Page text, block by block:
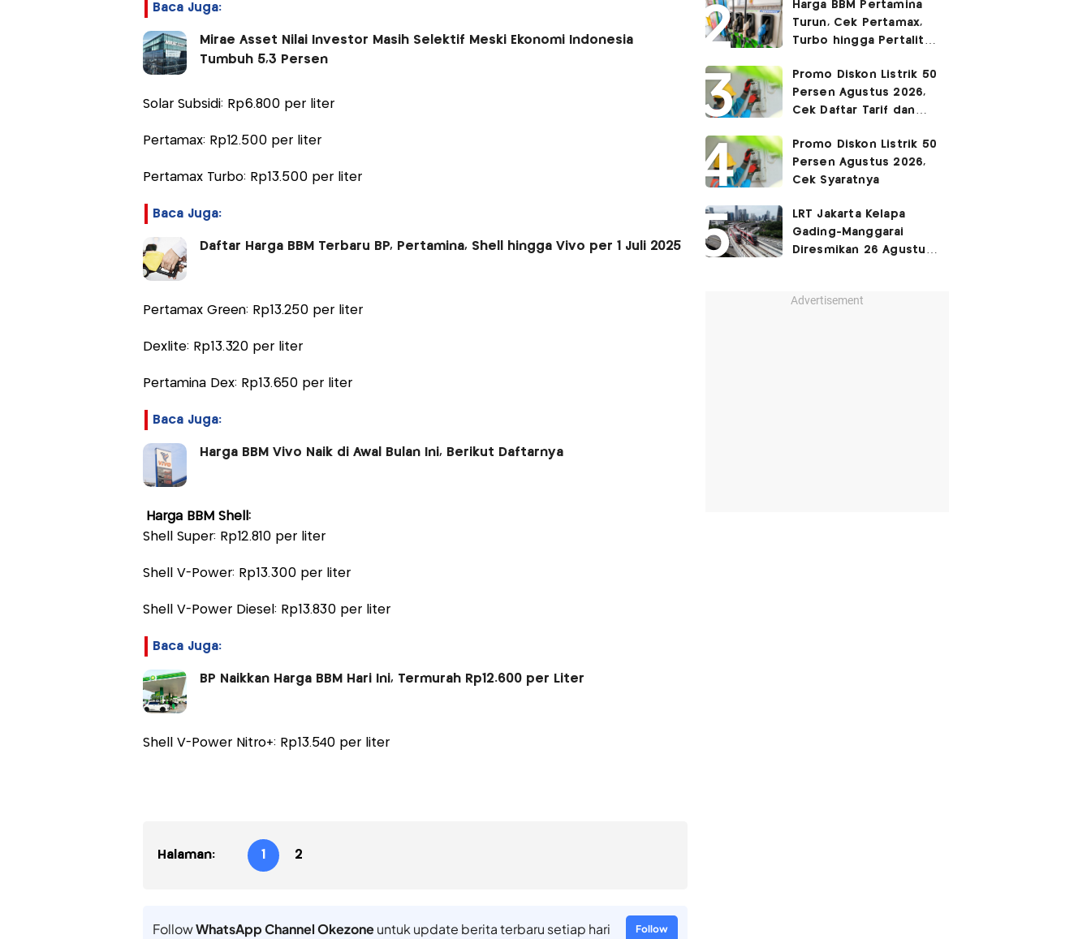
Baca Juga:
Mirae Asset Nilai Investor Masih Selektif Meski Ekonomi Indonesia
Tumbuh 5,3 Persen
Solar Subsidi: Rp6.800 per liter
Pertamax: Rp12.500 per liter
Pertamax Turbo: Rp13.500 per liter
Baca Juga:
Daftar Harga BBM Terbaru BP, Pertamina, Shell hingga Vivo per 1 Juli 2025
Pertamax Green: Rp13.250 per liter
Dexlite: Rp13.320 per liter
Pertamina Dex: Rp13.650 per liter
Baca Juga:
Harga BBM Vivo Naik di Awal Bulan Ini, Berikut Daftarnya
Harga BBM Shell:
Shell Super: Rp12.810 per liter
Shell V-Power: Rp13.300 per liter
Shell V-Power Diesel: Rp13.830 per liter
Baca Juga:
BP Naikkan Harga BBM Hari Ini, Termurah Rp12.600 per Liter
Shell V-Power Nitro+: Rp13.540 per liter
Halaman: 1 2
FollowWhatsApp Channel Okezoneuntuk update berita terbaru setiap hari Follow
2026
Harga BBM Pertamina
Turun, Cek Pertamax,
Turbo hingga Pertalite
Promo Diskon Listrik 50
Persen Agustus 2026,
Cek Daftar Tarif dan
Promo Diskon Listrik 50
Persen Agustus 2026,
Cek Syaratnya
LRT Jakarta Kelapa
Gading-Manggarai
Diresmikan 26 Agustus
Advertisement